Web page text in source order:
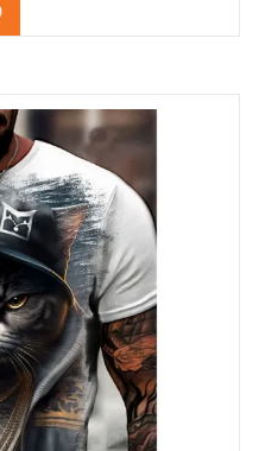
Confira na Shopee